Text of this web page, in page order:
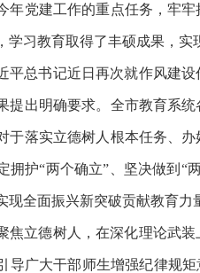
年党建工作的重点任务，牢
学习教育取得了丰硕成果，实
平总书记近日再次就作风建
提出明确要求。全市教育系
于落实立德树人根本任务、
拥护“两个确立”、坚决做到“
现全面振兴新突破贡献教育力
焦立德树人，在深化理论武
导广大干部师生增强纪律规